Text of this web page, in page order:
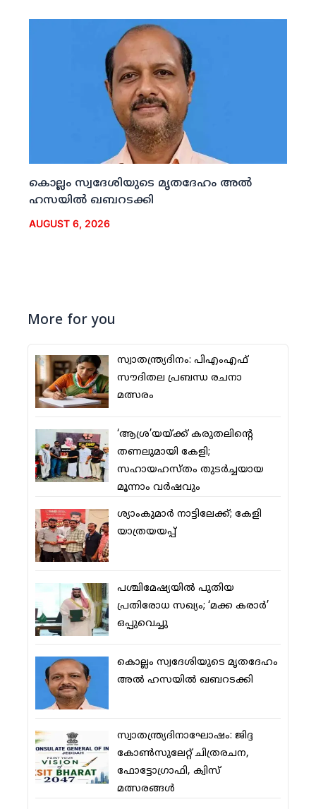
കൊല്ലം സ്വദേശിയുടെ മൃതദേഹം അല്‍
ഹസയില്‍ ഖബറടക്കി
AUGUST 6, 2026
More for you
സ്വാതന്ത്ര്യദിനം: പിഎംഎഫ്
സൗദിതല പ്രബന്ധ രചനാ
മത്സരം
‘ആശ്ര’യയ്ക്ക് കരുതലിന്റെ
തണലുമായി കേളി;
സഹായഹസ്തം തുടര്‍ച്ചയായ
മൂന്നാം വര്‍ഷവും
ശ്യാംകുമാര്‍ നാട്ടിലേക്ക്; കേളി
യാത്രയയപ്പ്
പശ്ചിമേഷ്യയില്‍ പുതിയ
പ്രതിരോധ സഖ്യം; ‘മക്ക കരാര്‍’
ഒപ്പുവെച്ചു
കൊല്ലം സ്വദേശിയുടെ മൃതദേഹം
അല്‍ ഹസയില്‍ ഖബറടക്കി
സ്വാതന്ത്ര്യദിനാഘോഷം: ജിദ്ദ
കോണ്‍സുലേറ്റ് ചിത്രരചന,
ഫോട്ടോഗ്രാഫി, ക്വിസ്
മത്സരങ്ങള്‍